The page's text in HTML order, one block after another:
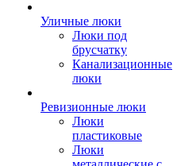
Уличные люки
Люки под
брусчатку
Канализационные
люки
Ревизионные люки
Люки
пластиковые
Люки